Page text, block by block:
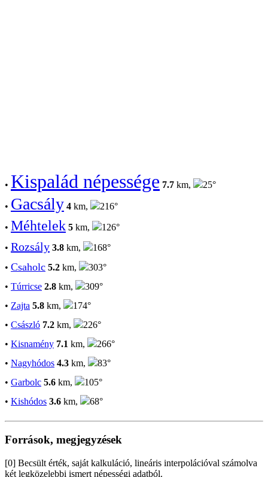
• Kispalád népessége 7.7 km, 25°
• Gacsály 4 km, 216°
• Méhtelek 5 km,
126°
• Rozsály 3.8 km,
168°
• Csaholc 5.2 km,
303°
• Túrricse 2.8 km,
309°
• Zajta 5.8 km,
174°
• Császló 7.2 km,
226°
• Kisnamény 7.1 km,
266°
• Nagyhódos 4.3 km,
83°
• Garbolc 5.6 km,
105°
• Kishódos 3.6 km, 68°
Források, megjegyzések
[0] Becsült érték, saját kalkuláció, lineáris interpolációval számolva
két legközelebbi ismert népességi adatból.